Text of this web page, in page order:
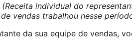
(Receita individual do
vendas trabalhou nesse
da sua equipe de vendas,